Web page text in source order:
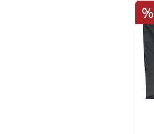
%